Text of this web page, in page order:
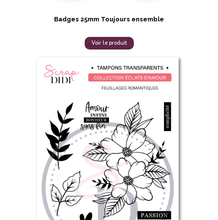
Badges 25mm Toujours ensemble
Voir le produit